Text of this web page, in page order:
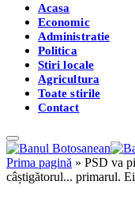
Acasa
Economic
Administratie
Politica
Stiri locale
Agricultura
Toate stirile
Contact
Prima pagină » PSD va
câștigătorul... primarul.